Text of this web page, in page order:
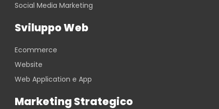
Social Media Marketing
Sviluppo Web
Ecommerce
Website
Web Application e App
Marketing Strategico